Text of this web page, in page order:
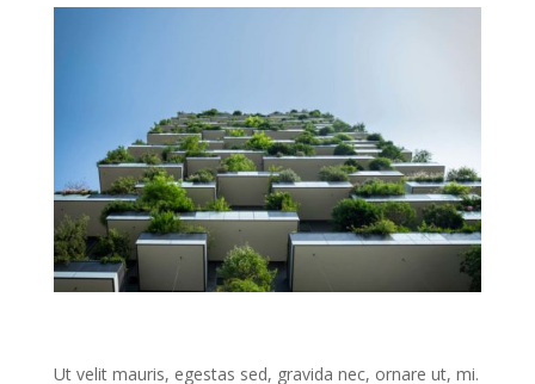
Ut velit mauris, egestas sed, gravida nec, ornare ut, mi.